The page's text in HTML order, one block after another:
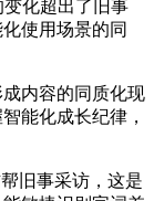
化超出了旧事
使用场景的同
内容的同质化现
能化成长纪律，
旧事采访，这是